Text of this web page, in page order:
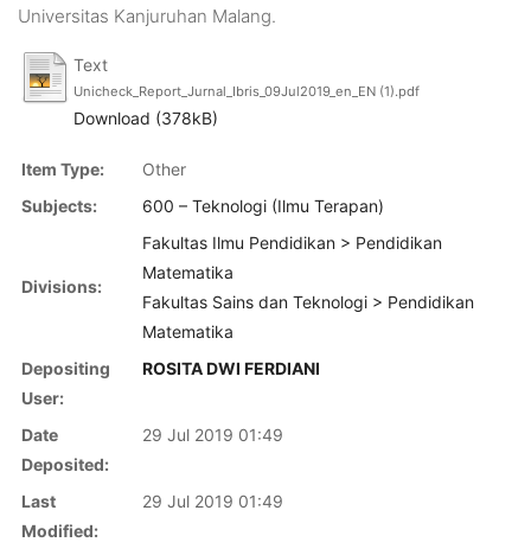
Universitas Kanjuruhan Malang.
Text
Unicheck_Report_Jurnal_Ibris_09Jul2019_en_EN (1).pdf
Download (378kB)
Item Type:
Other
Subjects:
600 – Teknologi (Ilmu Terapan)
Divisions:
Fakultas Ilmu Pendidikan > Pendidikan
Matematika
Fakultas Sains dan Teknologi > Pendidikan
Matematika
Depositing
User:
ROSITA DWI FERDIANI
Date
Deposited:
29 Jul 2019 01:49
Last
Modified:
29 Jul 2019 01:49